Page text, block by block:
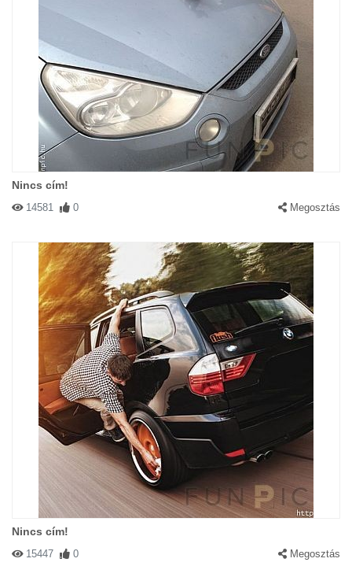
Nincs cím!
14581 0 Megosztás
Nincs cím!
15447 0 Megosztás